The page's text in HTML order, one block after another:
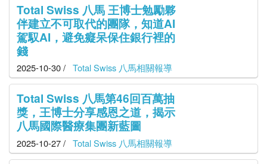
Total Swiss 八馬 王博士勉勵夥
伴建立不可取代的團隊，知道AI
駕馭AI，避免癡呆保住銀行裡的
錢
2025-10-30 / Total Swiss 八馬相關報導
Total Swiss 八馬第46回百萬抽
獎，王博士分享感恩之道，揭示
八馬國際醫療集團新藍圖
2025-10-27 / Total Swiss 八馬相關報導